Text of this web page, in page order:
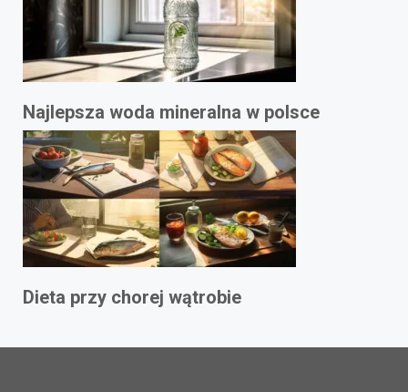
Najlepsza woda mineralna w polsce
Dieta przy chorej wątrobie